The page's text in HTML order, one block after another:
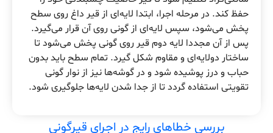
حفظ کند. در مرحله اجرا، ابتدا لایه‌ای از قیر داغ روی سطح
پخش می‌شود، سپس لایه‌ای از گونی روی آن قرار می‌گیرد.
پس از آن مجددا لایه دوم قیر روی گونی پخش می‌شود تا
ساختار دولایه‌ای و مقاوم شکل گیرد. تمام سطح باید بدون
حباب و درز پوشیده شود و در گوشه‌ها نیز از نوار گونی
تقویتی استفاده گردد تا از جدا شدن لایه‌ها جلوگیری شود.
بررسی خطاهای رایج در اجرای قیرگونی